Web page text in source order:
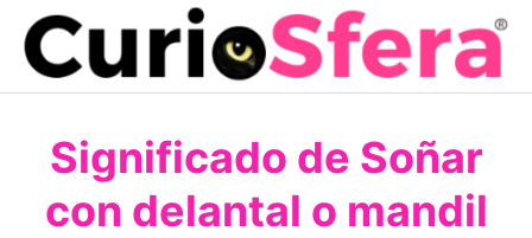
Saltar
contenido
Significado de Soñar
con delantal o mandil